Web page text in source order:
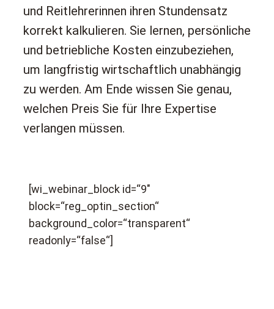
und Reitlehrerinnen ihren Stundensatz
korrekt kalkulieren. Sie lernen, persönliche
und betriebliche Kosten einzubeziehen,
um langfristig wirtschaftlich unabhängig
zu werden. Am Ende wissen Sie genau,
welchen Preis Sie für Ihre Expertise
verlangen müssen.
[wi_webinar_block id=“9″
block=“reg_optin_section“
background_color=“transparent“
readonly=“false“]